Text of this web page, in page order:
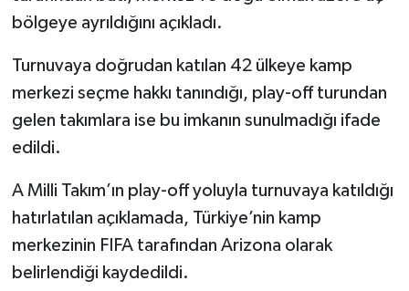
bölgeye ayrıldığını açıkladı.
Turnuvaya doğrudan katılan 42 ülkeye kamp
merkezi seçme hakkı tanındığı, play-off turundan
gelen takımlara ise bu imkanın sunulmadığı ifade
edildi.
A Milli Takım’ın play-off yoluyla turnuvaya katıldığı
hatırlatılan açıklamada, Türkiye’nin kamp
merkezinin FIFA tarafından Arizona olarak
belirlendiği kaydedildi.